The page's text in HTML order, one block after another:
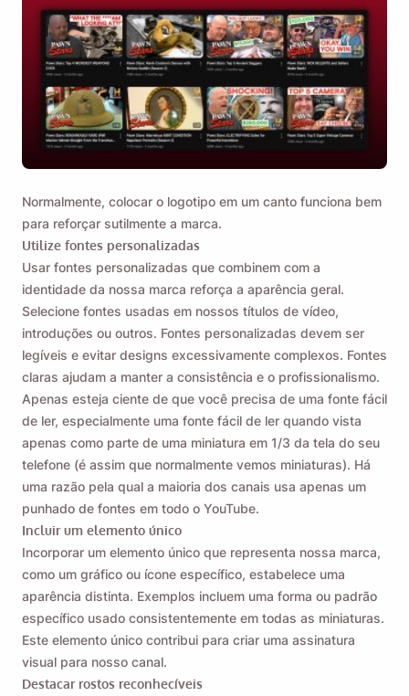
Normalmente, colocar o logotipo em um canto funciona bem
para reforçar sutilmente a marca.
Utilize fontes personalizadas
Usar fontes personalizadas que combinem com a
identidade da nossa marca reforça a aparência geral.
Selecione fontes usadas em nossos títulos de vídeo,
introduções ou outros. Fontes personalizadas devem ser
legíveis e evitar designs excessivamente complexos. Fontes
claras ajudam a manter a consistência e o profissionalismo.
Apenas esteja ciente de que você precisa de uma fonte fácil
de ler, especialmente uma fonte fácil de ler quando vista
apenas como parte de uma miniatura em 1/3 da tela do seu
telefone (é assim que normalmente vemos miniaturas). Há
uma razão pela qual a maioria dos canais usa apenas um
punhado de fontes em todo o YouTube.
Incluir um elemento único
Incorporar um elemento único que representa nossa marca,
como um gráfico ou ícone específico, estabelece uma
aparência distinta. Exemplos incluem uma forma ou padrão
específico usado consistentemente em todas as miniaturas.
Este elemento único contribui para criar uma assinatura
visual para nosso canal.
Destacar rostos reconhecíveis
Name
Email
de Privacidade.